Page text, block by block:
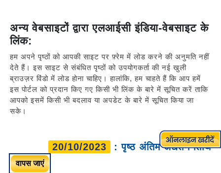
अन्य वेबसाइटों द्वारा एलआईसी इंडिया-वेबसाइट के
लिंक:
हम अपने पृष्ठों को आपकी साइट पर फ़्रेम में लोड करने की अनुमति नहीं
देते हैं। इस साइट से संबंधित पृष्ठों को उपयोगकर्ता की नई खुली
ब्राउज़र विंडो में लोड होना चाहिए। हालांकि, हम चाहते हैं कि आप हमें
इस पोर्टल को प्रदान किए गए किसी भी लिंक के बारे में सूचित करें ताकि
आपको इसमें किसी भी बदलाव या अपडेट के बारे में सूचित किया जा
सके।
20/10/2023 : पृष्ठ अंतिम अद्यतन तिथि
वापस जाएं